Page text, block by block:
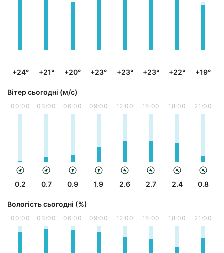
+24° +21° +20° +23° +23° +23° +22° +19°
Вітер сьогодні (м/с)
00:00
0.2
03:00
0.7
06:00
0.9
09:00
1.9
12:00
2.6
15:00
2.7
18:00
2.4
21:00
0.8
Вологість сьогодні (%)
00:00 03:00 06:00 09:00 12:00 15:00 18:00 21:00